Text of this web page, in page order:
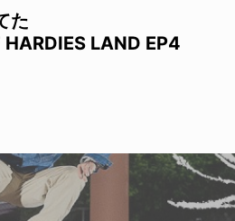
た
LAND EP4